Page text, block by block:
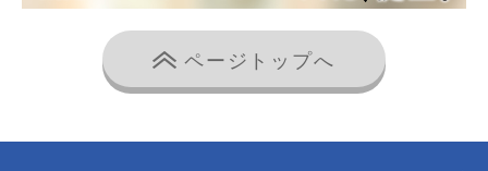
ページトップへ